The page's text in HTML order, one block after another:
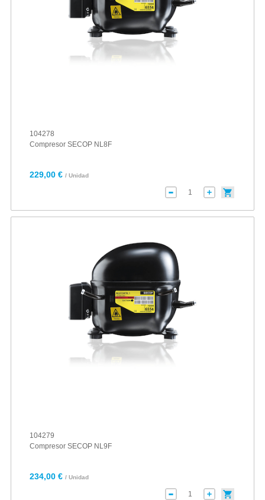
104278
Compresor SECOP NL8F
229,00 € / Unidad
104279
Compresor SECOP NL9F
234,00 € / Unidad